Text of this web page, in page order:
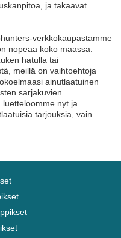
ja takaavat
verkkokaupastamme
nopeaa koko maassa.
hatulla tai
meillä on vaihtoehtoja
ainutlaatuinen
sarjakuvien
nyt ja
tarjouksia, vain